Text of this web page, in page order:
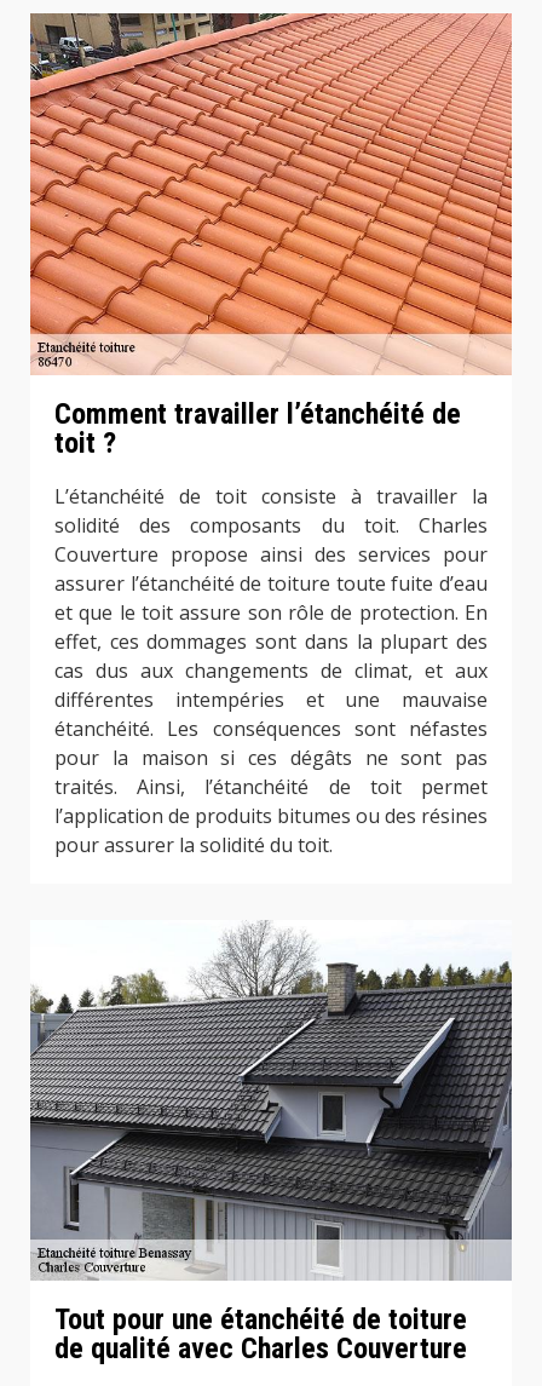
Comment travailler l’étanchéité de
toit ?
L’étanchéité de toit consiste à travailler la
solidité des composants du toit. Charles
Couverture propose ainsi des services pour
assurer l’étanchéité de toiture toute fuite d’eau
et que le toit assure son rôle de protection. En
effet, ces dommages sont dans la plupart des
cas dus aux changements de climat, et aux
différentes intempéries et une mauvaise
étanchéité. Les conséquences sont néfastes
pour la maison si ces dégâts ne sont pas
traités. Ainsi, l’étanchéité de toit permet
l’application de produits bitumes ou des résines
pour assurer la solidité du toit.
Tout pour une étanchéité de toiture
de qualité avec Charles Couverture